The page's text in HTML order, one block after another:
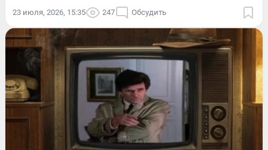
23 июля, 2026, 15:35 247 Обсудить